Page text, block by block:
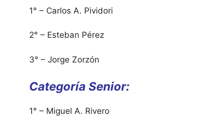
1° – Carlos A. Pividori
2° – Esteban Pérez
3° – Jorge Zorzón
Categoría Senior:
1° – Miguel A. Rivero